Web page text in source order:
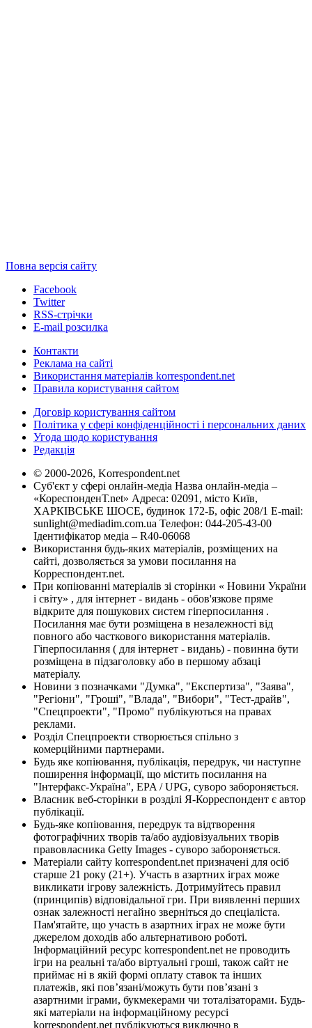
Повна версія сайту
Facebook
Twitter
RSS-стрічки
E-mail розсилка
Контакти
Реклама на сайті
Використання матеріалів korrespondent.net
Правила користування сайтом
Договір користування сайтом
Політика у сфері конфіденційності і персональних даних
Угода щодо користування
Редакція
© 2000-2026, Korrespondent.net
Суб'єкт у сфері онлайн-медіа Назва онлайн-медіа –
«КореспонденТ.net» Адреса: 02091, місто Київ,
ХАРКІВСЬКЕ ШОСЕ, будинок 172-Б, офіс 208/1 E-mail:
sunlight@mediadim.com.ua Телефон: 044-205-43-00
Ідентифікатор медіа – R40-06068
Використання будь-яких матеріалів, розміщених на
сайті, дозволяється за умови посилання на
Корреспондент.net.
При копіюванні матеріалів зі сторінки « Новини України
і світу» , для інтернет - видань - обов'язкове пряме
відкрите для пошукових систем гіперпосилання .
Посилання має бути розміщена в незалежності від
повного або часткового використання матеріалів.
Гіперпосилання ( для інтернет - видань) - повинна бути
розміщена в підзаголовку або в першому абзаці
матеріалу.
Новини з позначками "Думка", "Експертиза", "Заява",
"Регіони", "Гроші", "Влада", "Вибори", "Тест-драйв",
"Спецпроекти", "Промо" публікуються на правах
реклами.
Розділ Спецпроекти створюється спільно з
комерційними партнерами.
Будь яке копіювання, публікація, передрук, чи наступне
поширення інформації, що містить посилання на
"Інтерфакс-Україна", EPA / UPG, суворо забороняється.
Власник веб-сторінки в розділі Я-Корреспондент є автор
публікації.
Будь-яке копіювання, передрук та відтворення
фотографічних творів та/або аудіовізуальних творів
правовласника Getty Images - суворо забороняється.
Матеріали сайту korrespondent.net призначені для осіб
старше 21 року (21+). Участь в азартних іграх може
викликати ігрову залежність. Дотримуйтесь правил
(принципів) відповідальної гри. При виявленні перших
ознак залежності негайно зверніться до спеціаліста.
Пам'ятайте, що участь в азартних іграх не може бути
джерелом доходів або альтернативою роботі.
Інформаційний ресурс korrespondent.net не проводить
ігри на реальні та/або віртуальні гроші, також сайт не
приймає ні в якій формі оплату ставок та інших
платежів, які пов’язані/можуть бути пов’язані з
азартними іграми, букмекерами чи тоталізаторами. Будь-
які матеріали на інформаційному ресурсі
korrespondent.net публікуються виключно в